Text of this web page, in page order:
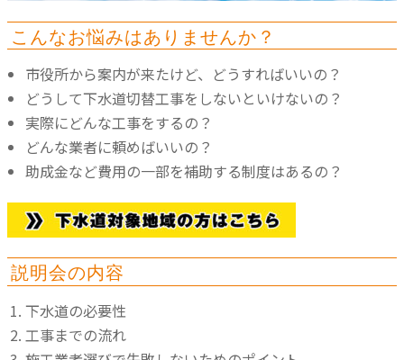
こんなお悩みはありませんか？
市役所から案内が来たけど、どうすればいいの？
どうして下水道切替工事をしないといけないの？
実際にどんな工事をするの？
どんな業者に頼めばいいの？
助成金など費用の一部を補助する制度はあるの？
説明会の内容
下水道の必要性
工事までの流れ